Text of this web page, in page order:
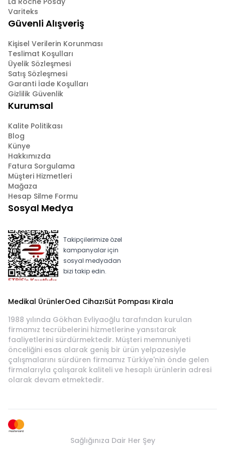
Variteks
Güvenli Alışveriş
Kişisel Verilerin Korunması
Teslimat Koşulları
Üyelik Sözleşmesi
Satış Sözleşmesi
Garanti İade Koşulları
Gizlilik Güvenlik
Kurumsal
Kalite Politikası
Blog
Künye
Hakkımızda
Fatura Sorgulama
Müşteri Hizmetleri
Mağaza
Hesap Silme Formu
Sosyal Medya
Takipçilerimize özel
kampanyalar için
sosyal medyadan
bizi takip edin.
Medikal ÜrünlerOed CihazıSüt Pompası Kirala
1988 yılında Gökhan Evliyaoğlu tarafından kurulan
firmamız tecrübelerini hizmetlerine yansıtarak
faaliyetlerini sürdürmektedir. Müşteri memnuniyeti
önceliğini esas alarak geniş bir ürün yelpazesiyle
çalışmalarını sürdüren firmamız Türkiye'nin önde gelen
firmalarıyla çalışarak kaliteli ve hesaplı ürünlerin adresi
olarak devam etmektedir.
Sağlığınıza Dair Her Şey